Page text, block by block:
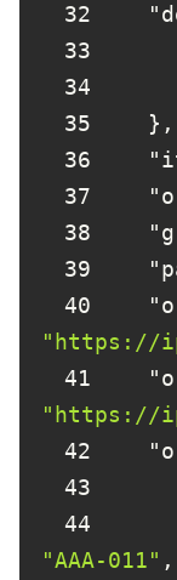
32
33
34
35
36
37
38
39
40
"https://
41
"https://
42
43
44
"AAA-011"